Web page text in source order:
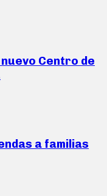
Centro de
a familias